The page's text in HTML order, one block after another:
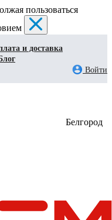
пользоваться
и доставка
Войти
Белгород